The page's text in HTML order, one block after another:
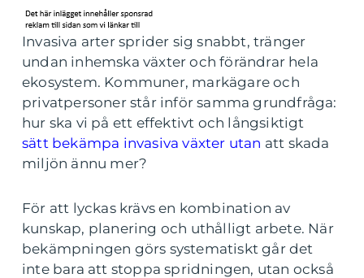
Invasiva arter sprider sig snabbt, tränger
undan inhemska växter och förändrar hela
ekosystem. Kommuner, markägare och
privatpersoner står inför samma grundfråga:
hur ska vi på ett effektivt och långsiktigt
sätt bekämpa invasiva växter utan att skada
miljön ännu mer?
För att lyckas krävs en kombination av
kunskap, planering och uthålligt arbete. När
bekämpningen görs systematiskt går det
inte bara att stoppa spridningen, utan också